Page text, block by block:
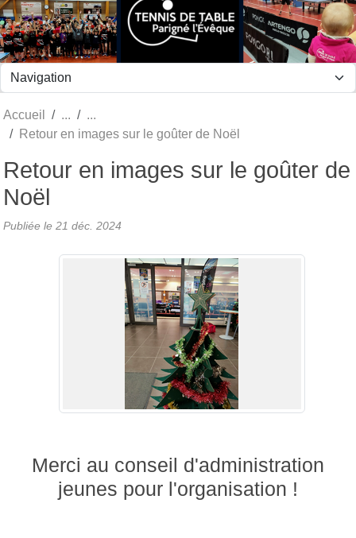
Accueil
Retour en images sur le goûter de Noël
Retour en images sur le goûter de
Noël
Publiée le 21 déc. 2024
Merci au conseil d'administration
jeunes pour l'organisation !
Panneau de gestion des cookies